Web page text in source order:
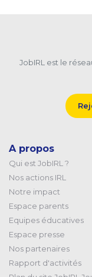
JobIRL est le
A propos
Qui est JobIRL ?
Nos actions IRL
Notre impact
Espace parents
Equipes éducatives
Espace presse
Nos partenaires
Rapport d'activités